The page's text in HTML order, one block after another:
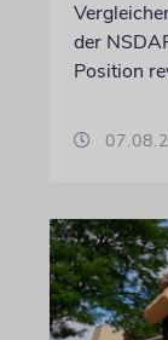
der
Position